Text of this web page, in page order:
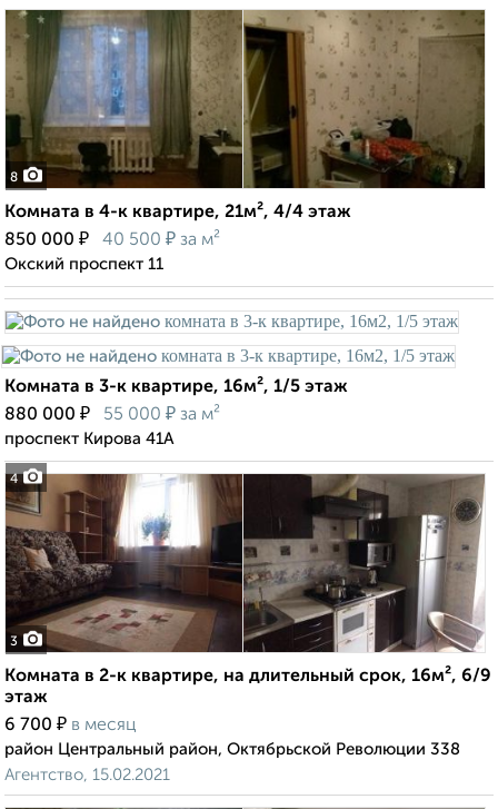
8
Комната в 4-к квартире, 21м², 4/4 этаж
850 000 ₽ 40 500 ₽ за м²
Окский проспект 11
4
Комната в 3-к квартире, 16м², 1/5 этаж
880 000 ₽ 55 000 ₽ за м²
проспект Кирова 41А
3
Комната в 2-к квартире, на длительный срок, 16м², 6/9
этаж
6 700 ₽ в месяц
район Центральный район, Октябрьской Революции 338
Агентство, 15.02.2021